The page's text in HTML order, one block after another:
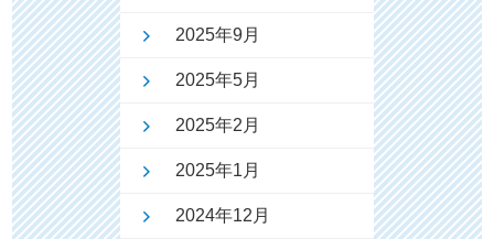
2025年9月
2025年5月
2025年2月
2025年1月
2024年12月